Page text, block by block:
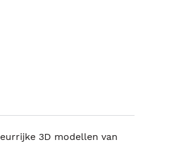
3D modellen van